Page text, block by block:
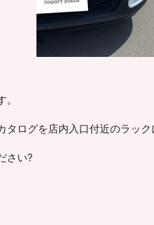
タログを店内入口付近のラック
さい?